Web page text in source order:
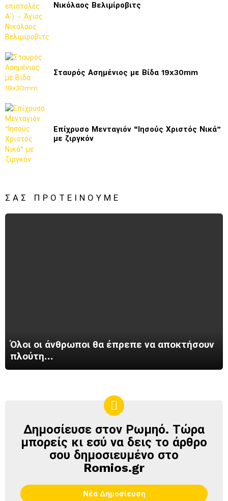
Νικόλαος Βελιμίροβιτς
Σταυρός Ασημένιος με Βίδα 19x30mm
Επίχρυσο Μενταγιόν “Ιησούς Χριστός Νικά”
με ζιργκόν
ΣΑΣ ΠΡΟΤΕΊΝΟΥΜΕ
Όλοι οι άνθρωποι θα έπρεπε να αποκτήσουν
πλούτη…
ΔΗΜΟΣΊΕΥΣΕ
ΣΤΟΝ
ΡΩΜΗΌ
Δημοσίευσε στον Ρωμηό. Τώρα
μπορείς κι εσύ να δεις το άρθρο
σου δημοσιευμένο στο
Romios.gr
Νέα Δημοσίευση